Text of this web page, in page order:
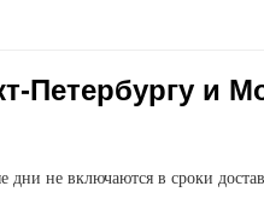
Петербургу и
не включаются в сроки